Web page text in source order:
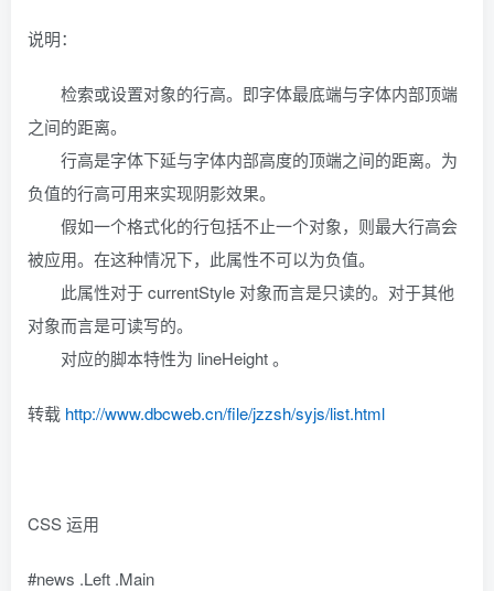
说明：
检索或设置对象的行高。即字体最底端与字体内部顶端
之间的距离。
行高是字体下延与字体内部高度的顶端之间的距离。为
负值的行高可用来实现阴影效果。
假如一个格式化的行包括不止一个对象，则最大行高会
被应用。在这种情况下，此属性不可以为负值。
此属性对于 currentStyle 对象而言是只读的。对于其他
对象而言是可读写的。
对应的脚本特性为 lineHeight 。
转载 http://www.dbcweb.cn/file/jzzsh/syjs/list.html
CSS 运用
#news .Left .Main